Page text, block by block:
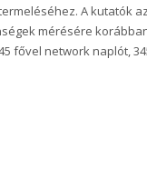
A kutatók
mérésére
fővel network naplót,